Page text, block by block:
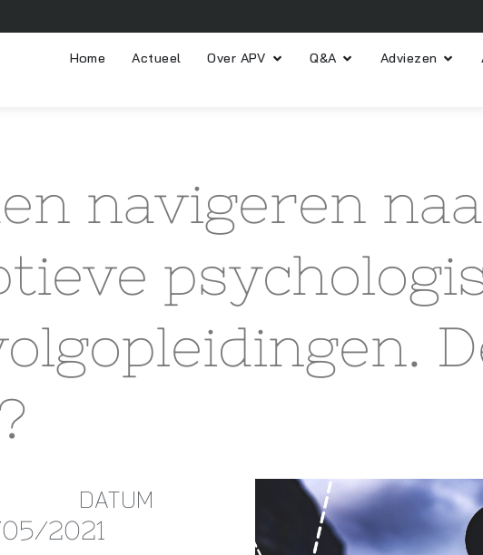
Home Actueel Over APV Q&A Adviezen
navigeren
DATUM
2021